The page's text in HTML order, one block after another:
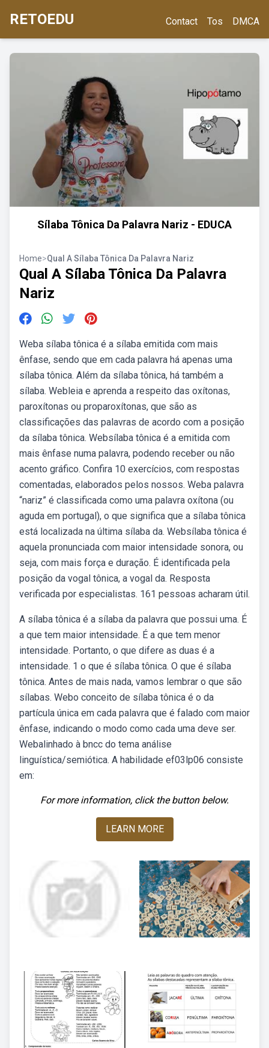
RETOEDU Contact Tos DMCA
Sílaba Tônica Da Palavra Nariz - EDUCA
Home>Qual A Sílaba Tônica Da Palavra Nariz
Qual A Sílaba Tônica Da Palavra
Nariz
Weba sílaba tônica é a sílaba emitida com mais
ênfase, sendo que em cada palavra há apenas uma
sílaba tônica. Além da sílaba tônica, há também a
sílaba. Webleia e aprenda a respeito das oxítonas,
paroxítonas ou proparoxítonas, que são as
classificações das palavras de acordo com a posição
da sílaba tônica. Websílaba tônica é a emitida com
mais ênfase numa palavra, podendo receber ou não
acento gráfico. Confira 10 exercícios, com respostas
comentadas, elaborados pelos nossos. Weba palavra
“nariz” é classificada como uma palavra oxítona (ou
aguda em portugal), o que significa que a sílaba tônica
está localizada na última sílaba da. Websílaba tônica é
aquela pronunciada com maior intensidade sonora, ou
seja, com mais força e duração. É identificada pela
posição da vogal tônica, a vogal da. Resposta
verificada por especialistas. 161 pessoas acharam útil.
A sílaba tônica é a sílaba da palavra que possui uma. É
a que tem maior intensidade. É a que tem menor
intensidade. Portanto, o que difere as duas é a
intensidade. 1 o que é sílaba tônica. O que é sílaba
tônica. Antes de mais nada, vamos lembrar o que são
sílabas. Webo conceito de sílaba tônica é o da
partícula única em cada palavra que é falado com maior
ênfase, indicando o modo como cada uma deve ser.
Webalinhado à bncc do tema análise
linguística/semiótica. A habilidade ef03lp06 consiste
em:
For more information, click the button below.
LEARN MORE